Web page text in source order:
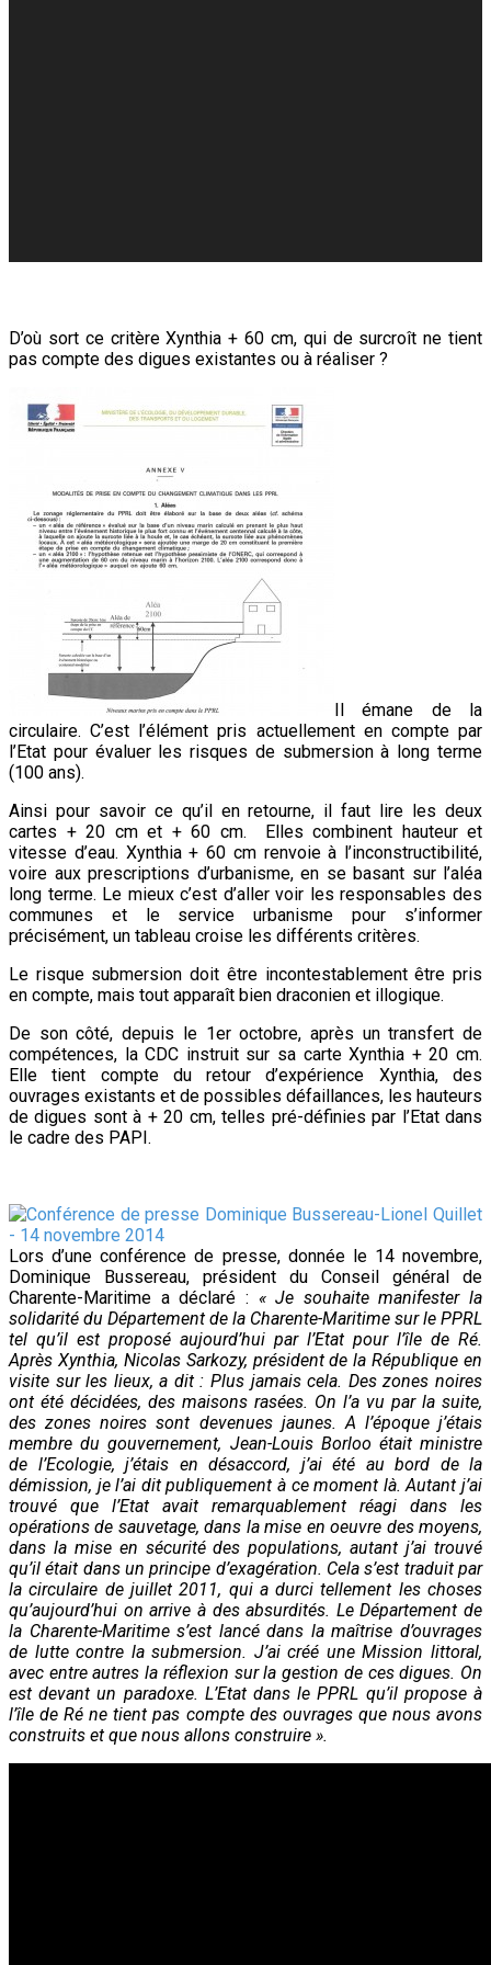
D’où sort ce critère Xynthia + 60 cm, qui de surcroît ne tient
pas compte des digues existantes ou à réaliser ?
Il émane de la
circulaire. C’est l’élément pris actuellement en compte par
l’Etat pour évaluer les risques de submersion à long terme
(100 ans).
Ainsi pour savoir ce qu’il en retourne, il faut lire les deux
cartes + 20 cm et + 60 cm. Elles combinent hauteur et
vitesse d’eau. Xynthia + 60 cm renvoie à l’inconstructibilité,
voire aux prescriptions d’urbanisme, en se basant sur l’aléa
long terme. Le mieux c’est d’aller voir les responsables des
communes et le service urbanisme pour s’informer
précisément, un tableau croise les différents critères.
Le risque submersion doit être incontestablement être pris
en compte, mais tout apparaît bien draconien et illogique.
De son côté, depuis le 1er octobre, après un transfert de
compétences, la CDC instruit sur sa carte Xynthia + 20 cm.
Elle tient compte du retour d’expérience Xynthia, des
ouvrages existants et de possibles défaillances, les hauteurs
de digues sont à + 20 cm, telles pré-définies par l’Etat dans
le cadre des PAPI.
Lors d’une conférence de presse, donnée le 14 novembre,
Dominique Bussereau, président du Conseil général de
Charente-Maritime a déclaré : «Je souhaite manifester la
solidarité du Département de la Charente-Maritime sur le PPRL
tel qu’il est proposé aujourd’hui par l’Etat pour l’île de Ré.
Après Xynthia, Nicolas Sarkozy, président de la République en
visite sur les lieux, a dit : Plus jamais cela. Des zones noires
ont été décidées, des maisons rasées. On l’a vu par la suite,
des zones noires sont devenues jaunes. A l’époque j’étais
membre du gouvernement, Jean-Louis Borloo était ministre
de l’Ecologie, j’étais en désaccord, j’aiété au bord de la
démission, je l’ai dit publiquement à ce moment là. Autant j’ai
trouvé que l’Etat avait remarquablement réagi dans les
opérations de sauvetage, dans la mise en oeuvre des moyens,
dans la mise en sécurité des populations, autant j’ai trouvé
qu’il était dans un principe d’exagération. Cela s’est traduit par
la circulaire de juillet 2011, qui a durci tellement les choses
qu’aujourd’hui on arrive à des absurdités. Le Département de
la Charente-Maritime s’est lancé dans la maîtrise d’ouvrages
de lutte contre la submersion. J’ai créé une Mission littoral,
avec entre autres la réflexion sur la gestion de ces digues. On
est devant un paradoxe. L’Etat dans le PPRL qu’il propose à
l’île de Ré ne tient pas compte des ouvrages que nous avons
construits et que nous allons construire ».